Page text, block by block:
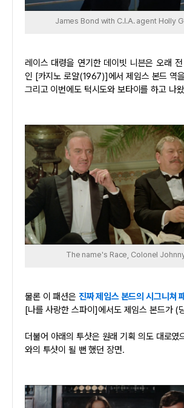
James Bond with C.I.A. agent Holly
레이스 대령을 연기한 데이빗 니븐은 오래
인 [카지노 로얄(1967)]에서 제임스 본드 역
그리고 이번에도 턱시도와 보타이를 하고 나
The name's Race, Colonel
물론 이 패션은 진짜 제임스 본드의 시그니쳐
[나를 사랑한 스파이]에서도 제임스 본드가 (
더불어 아래의 투샷은 원래 기획 의도 대로였
와의 투샷이 될 뻔 했던 장면.